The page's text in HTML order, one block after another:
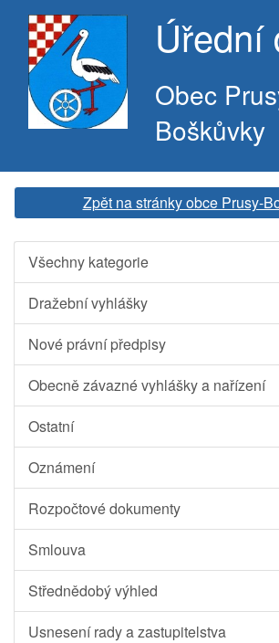
Úřední
Obec
Boškůvky
Zpět na stránky obce Prusy-
Všechny kategorie
Dražební vyhlášky
Nové právní předpisy
Obecně závazné vyhlášky a nařízení
Ostatní
Oznámení
Rozpočtové dokumenty
Smlouva
Střednědobý výhled
Usnesení rady a zastupitelstva